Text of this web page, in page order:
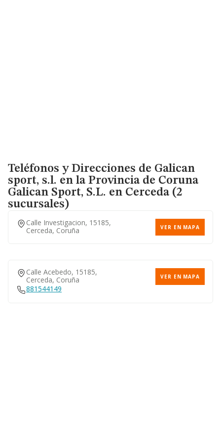
Teléfonos y Direcciones de Galican
sport, s.l. en la Provincia de Coruna
Galican Sport, S.l. en Cerceda (2
sucursales)
Calle Investigacion, 15185,
Cerceda, Coruña
VER EN MAPA
Calle Acebedo, 15185,
Cerceda, Coruña
VER EN MAPA
881544149